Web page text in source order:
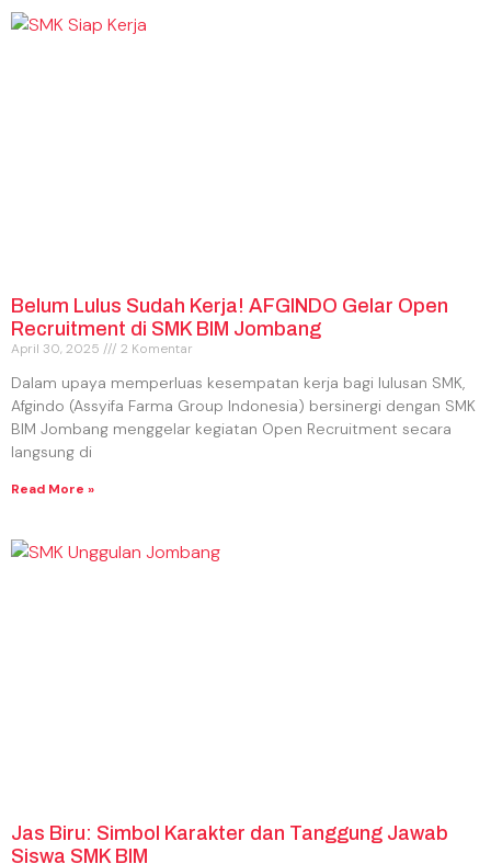
Belum Lulus Sudah Kerja! AFGINDO Gelar Open
Recruitment di SMK BIM Jombang
April 30, 2025 2 Komentar
Dalam upaya memperluas kesempatan kerja bagi lulusan SMK,
Afgindo (Assyifa Farma Group Indonesia) bersinergi dengan SMK
BIM Jombang menggelar kegiatan Open Recruitment secara
langsung di
Read More »
Jas Biru: Simbol Karakter dan Tanggung Jawab
Siswa SMK BIM